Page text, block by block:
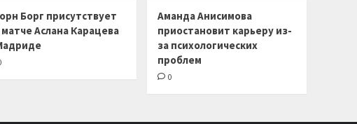
Борг присутствует
матче Аслана Карацева
Аманда Анисимова
приостановит карьеру из-
за психологических
проблем
0